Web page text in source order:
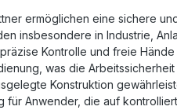
ermöglichen eine sichere
insbesondere in Industrie,
Kontrolle und freie
was die
Konstruktion
für Anwender, die auf